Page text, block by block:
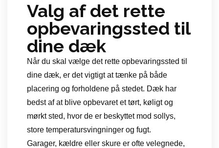
Valg af det rette
opbevaringssted til
dine dæk
Når du skal vælge det rette opbevaringssted til
dine dæk, er det vigtigt at tænke på både
placering og forholdene på stedet. Dæk har
bedst af at blive opbevaret et tørt, køligt og
mørkt sted, hvor de er beskyttet mod sollys,
store temperatursvingninger og fugt.
Garager, kældre eller skure er ofte velegnede,